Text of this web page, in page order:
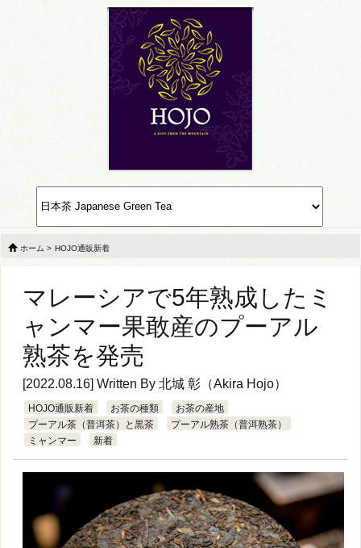
ホーム > HOJO通販新着
マレーシアで5年熟成したミ
ャンマー果敢産のプーアル
熟茶を発売
[2022.08.16] Written By 北城 彰（Akira Hojo）
HOJO通販新着 お茶の種類
お茶の産地
プーアル茶（普洱茶）と黒茶
プーアル熟茶（普洱熟茶）
ミャンマー
新着